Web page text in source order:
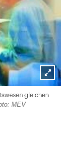
Lightbox
öffnen
gleichen
MEV